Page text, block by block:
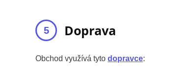
Doprava
Obchod využívá tyto dopravce: